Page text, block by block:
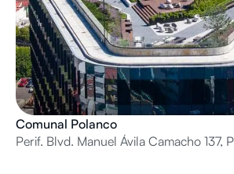
Comunal Polanco
Perif. Blvd. Manuel Ávila Camacho 137,